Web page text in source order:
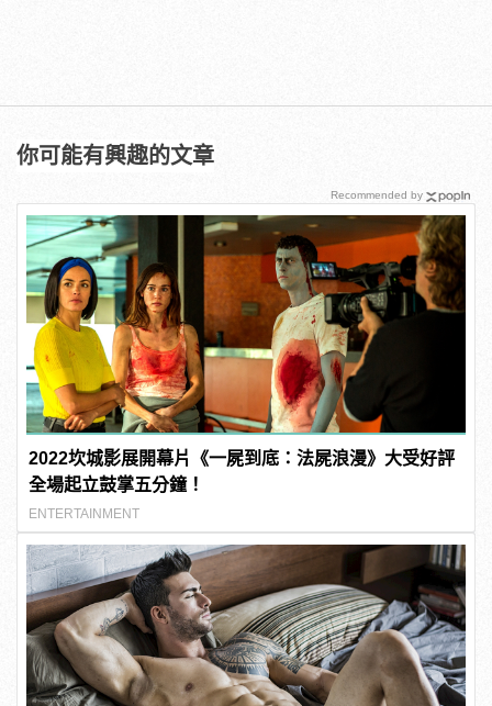
你可能有興趣的文章
2022坎城影展開幕片《一屍到底：法屍浪漫》大受好評
全場起立鼓掌五分鐘！
ENTERTAINMENT
Recommended by